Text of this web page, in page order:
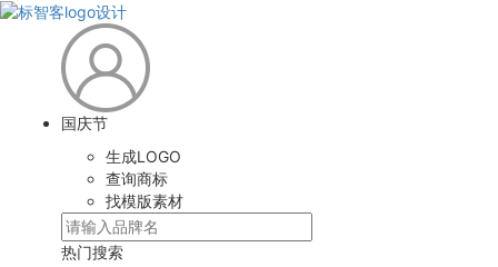
国庆节
生成LOGO
查询商标
找模版素材
热门搜索